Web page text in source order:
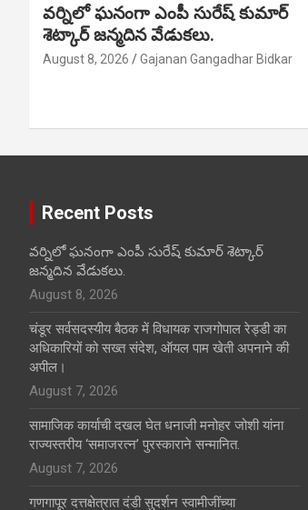
వర్నిలో ఘనంగా ఎంపీ సురేష్ కుమార్
శెట్కార్ జన్మదిన వేడుకలు.
August 8, 2026 Gajanan Gangadhar Bidkar
Recent Posts
వర్నిలో ఘనంగా ఎంపీ సురేష్ కుమార్ శెట్కార్
జన్మదిన వేడుకలు.
August 8, 2026
चंडूर सर्वसदस्यीय बैठक में विधायक राजगोपाल रेड्डी का
अधिकारियों को सख्त संदेश, ऑयल पाम खेती अपनाने की
अपील।
August 7, 2026
सामाजिक कार्याची दखल घेत धनाजी मनोहर जोशी यांना
राज्यस्तरीय ‘समाजरत्न’ पुरस्काराने सन्मानित.
August 7, 2026
गणगापूर दत्तक्षेत्रात दंडी सुदर्शन स्वामीजींच्या